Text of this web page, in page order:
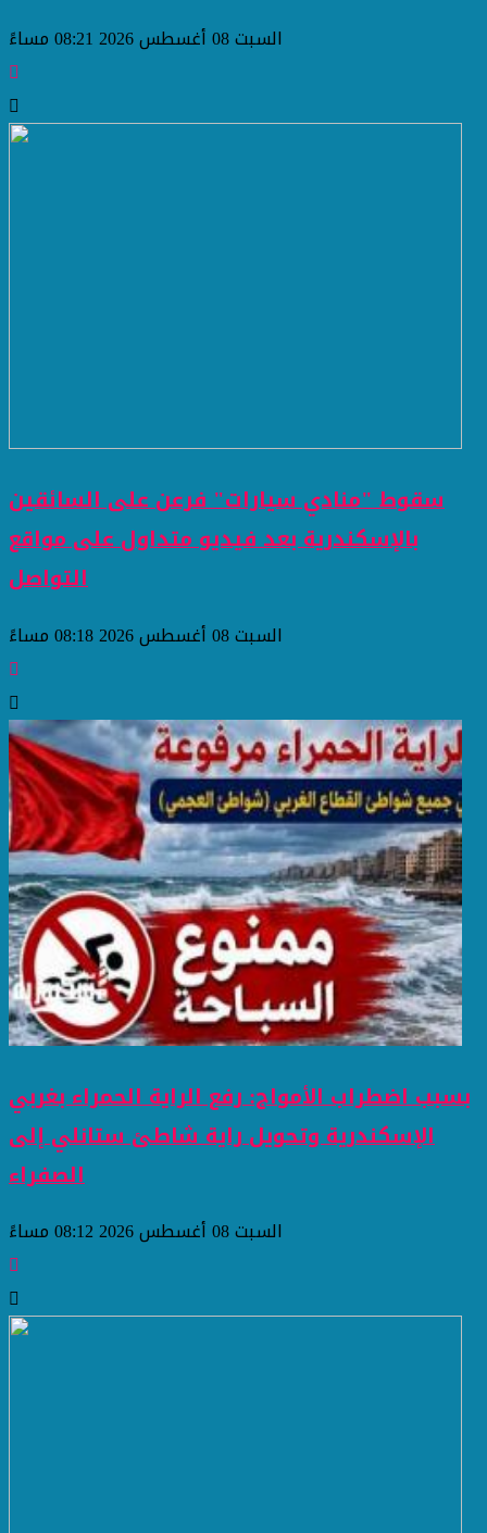
السبت 08 أغسطس 2026 08:21 مساءً
سقوط "منادي سيارات" فرعن على السائقين
بالإسكندرية بعد فيديو متداول على مواقع
التواصل
السبت 08 أغسطس 2026 08:18 مساءً
بسبب اضطراب الأمواج: رفع الراية الحمراء بغربي
الإسكندرية وتحويل راية شاطئ ستانلي إلى
الصفراء
السبت 08 أغسطس 2026 08:12 مساءً